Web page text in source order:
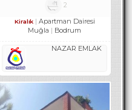
2
Kiralık
Apartman Dairesi
Muğla
Bodrum
NAZAR EMLAK